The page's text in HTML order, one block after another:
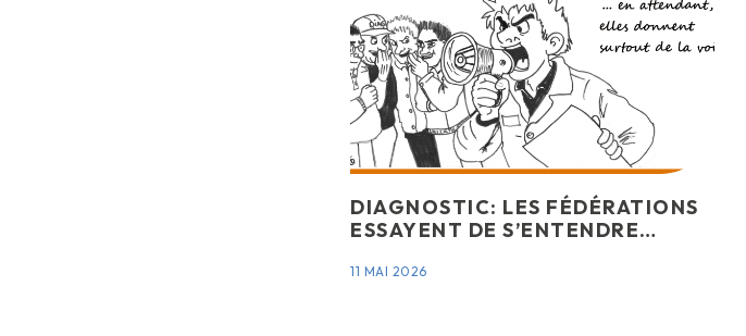
DIAGNOSTIC: LES FÉDÉRATIONS
ESSAYENT DE S’ENTENDRE…
11 MAI 2026